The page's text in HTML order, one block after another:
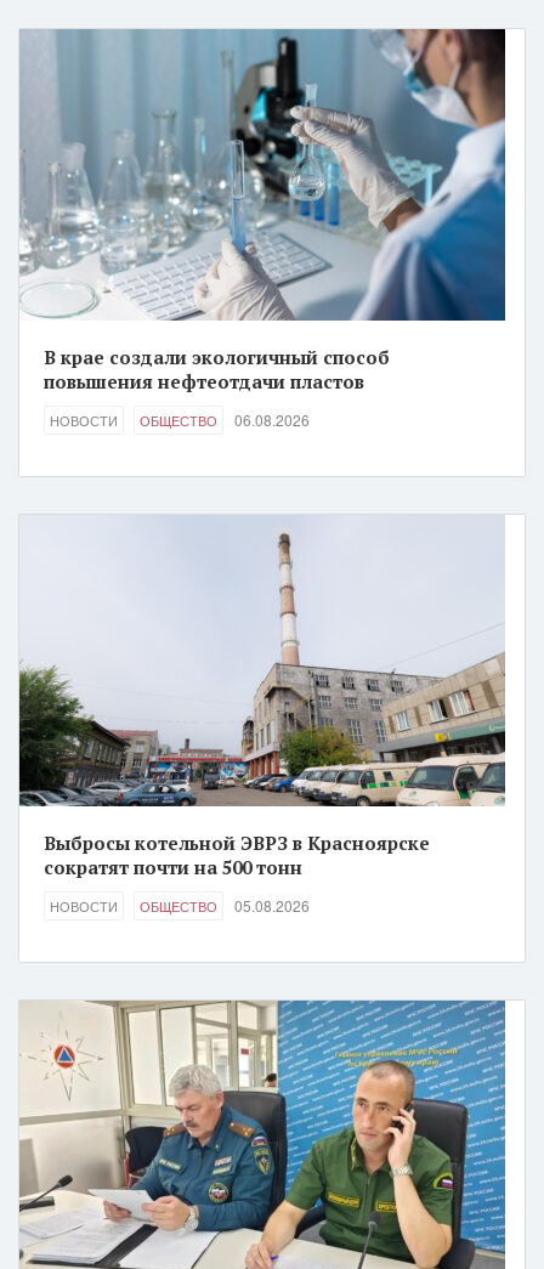
В крае создали экологичный способ
повышения нефтеотдачи пластов
НОВОСТИ ОБЩЕСТВО 06.08.2026
Выбросы котельной ЭВРЗ в Красноярске
сократят почти на 500 тонн
НОВОСТИ ОБЩЕСТВО 05.08.2026